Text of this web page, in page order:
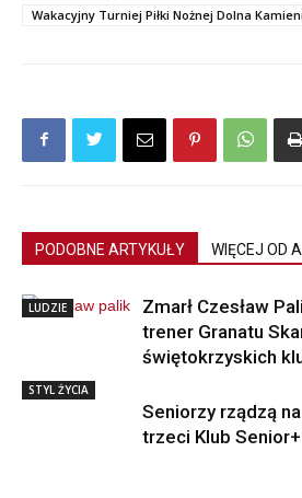
Wakacyjny Turniej Piłki Nożnej Dolna
PODOBNE ARTYKUŁY WIĘCEJ OD
LUDZIE
Zmarł Czesław
trener Granatu
świętokrzyskich
STYL ŻYCIA
Seniorzy rządzą
trzeci Klub